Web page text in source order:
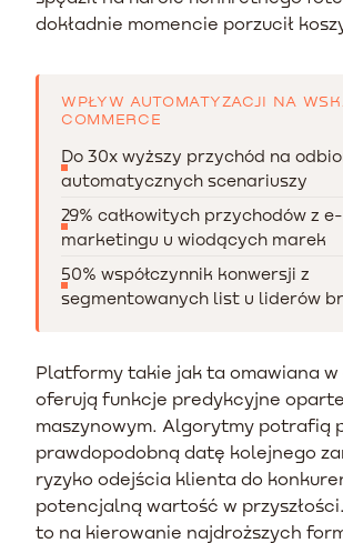
dokładnie momencie porzucił
WPŁYW AUTOMATYZACJI NA
COMMERCE
Do 30x wyższy przychód na
automatycznych scenariuszy
29% całkowitych przychodów z
marketingu u wiodących marek
50% współczynnik konwersji z
segmentowanych list u liderów
Platformy takie jak ta omawiana
oferują funkcje predykcyjne
maszynowym. Algorytmy potrafią
prawdopodobną datę kolejnego
ryzyko odejścia klienta do
potencjalną wartość w
to na kierowanie najdroższych